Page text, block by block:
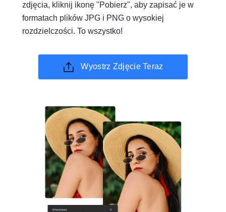
zdjęcia, kliknij ikonę "Pobierz", aby zapisać je w
formatach plików JPG i PNG o wysokiej
rozdzielczości. To wszystko!
Wyostrz Zdjęcie Teraz